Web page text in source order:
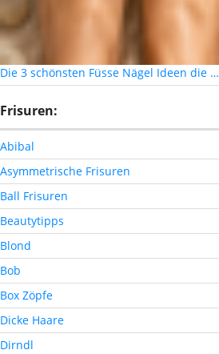
Die 3 schönsten Füsse Nägel Ideen die …
Frisuren:
Abibal
Asymmetrische Frisuren
Ball Frisuren
Beautytipps
Blond
Bob
Box Zöpfe
Dicke Haare
Dirndl